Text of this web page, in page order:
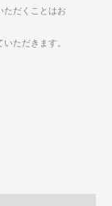
だくことはお
ただきます。